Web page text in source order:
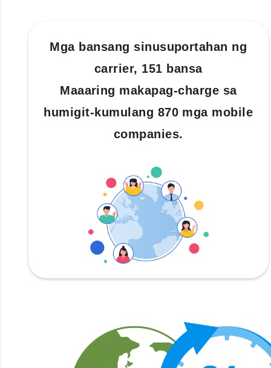
Mga bansang sinusuportahan ng
carrier, 151 bansa
Maaaring makapag-charge sa
humigit-kumulang 870 mga mobile
companies.